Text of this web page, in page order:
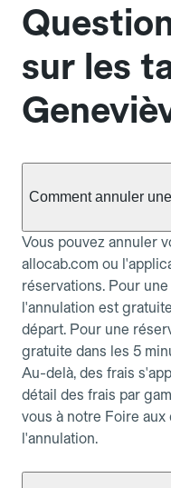
sur les
Comment annuler
Vous pouvez annuler
allocab.com ou
réservations. Pour
l'annulation est
départ. Pour une
gratuite dans les 5
Au-delà, des frais
détail des frais par
vous à notre Foire
l'annulation.